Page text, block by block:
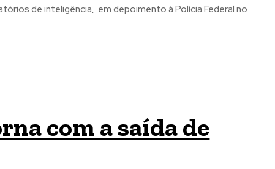
de inteligência, em depoimento à Polícia Federal no
com a saída de